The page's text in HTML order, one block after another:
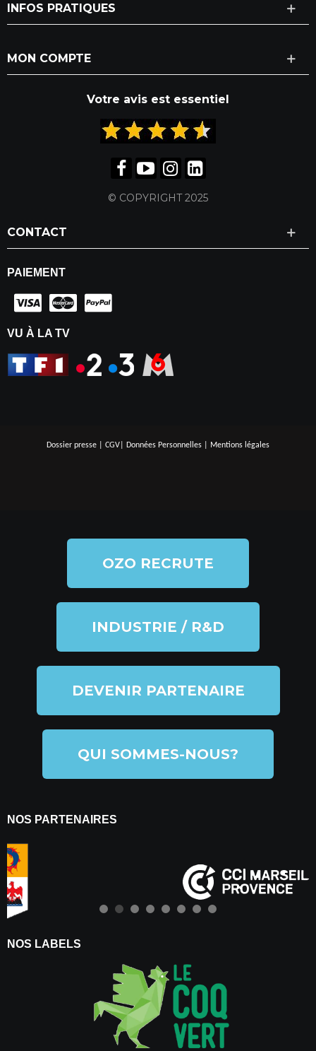
INFOS PRATIQUES
MON COMPTE
Votre avis est essentiel
© COPYRIGHT 2025
CONTACT
PAIEMENT
VU À LA TV
Dossier presse CGV Données Personnelles Mentions légales
OZO RECRUTE
INDUSTRIE / R&D
DEVENIR PARTENAIRE
QUI SOMMES-NOUS?
NOS PARTENAIRES
NOS LABELS